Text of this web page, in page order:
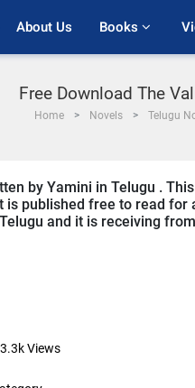
About Us Books
Free Download The
Home Novels Telugu
by Yamini in Telugu .
published free to read for
and it is receiving
Views